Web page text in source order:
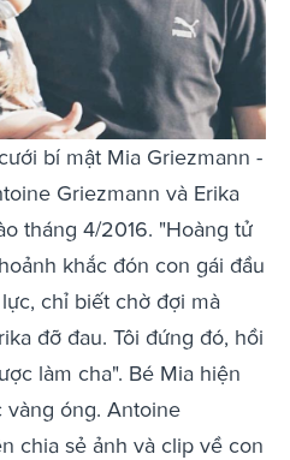
bí mật Mia Griezmann -
Griezmann và Erika
tháng 4/2016. "Hoàng tử
khắc đón con gái đầu
chỉ biết chờ đợi mà
đỡ đau. Tôi đứng đó, hồi
làm cha". Bé Mia hiện
óng. Antoine
chia sẻ ảnh và clip về con